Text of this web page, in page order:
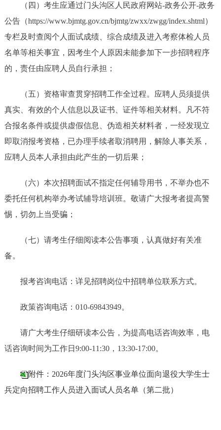
（四）考生应通过门头沟区人民政府网站-政务公开-政务
公告（https://www.bjmtg.gov.cn/bjmtg/zwxx/zwgg/index.shtml）
专栏及时查阅个人面试成绩、综合成绩及进入考察体检人员
名单等相关事宜，因考生个人原因未能参加下一步招聘程序
的，责任由应聘人员自行承担；
（五）资格审查贯穿招聘工作全过程。应聘人员须提供
真实、有效的个人信息以及证书、证件等相关材料。凡不符
合报名条件或提供虚假信息、伪造相关材料者，一经发现立
即取消报考资格，已办理手续者取消聘用，解除人事关系，
应聘人员本人承担由此产生的一切后果；
（六）本次招聘面试不指定任何辅导用书，不举办也不
委托任何机构举办考试辅导培训班。敬请广大报考者提高警
惕，切勿上当受骗；
（七）请考生仔细阅读本公告事项，认真做好有关准
备。
报考咨询电话：详见招聘岗位中招聘单位联系方式。
政策咨询电话：010-69843949。
请广大考生仔细研读本公告，为提高电话咨询效率，电
话咨询时间为工作日9:00-11:30，13:30-17:00。
附件：2026年度门头沟区事业单位面向退役大学生士
兵定向招聘工作人员进入面试人员名单（第二批）